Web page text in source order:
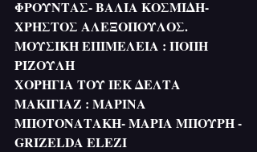
ΦΡΟΥΝΤΑΣ- ΒΑΛΙΑ ΚΟΣΜΙΔΗ-
ΧΡΗΣΤΟΣ ΑΛΕΞΟΠΟΥΛΟΣ.
ΜΟΥΣΙΚΗ ΕΠΙΜΕΛΕΙΑ : ΠΟΠΗ
ΡΙΖΟΥΛΗ
ΧΟΡΗΓΙΑ ΤΟΥ ΙΕΚ ΔΕΛΤΑ
ΜΑΚΙΓΙΑΖ : ΜΑΡΙΝΑ
ΜΠΟΤΟΝΑΤΑΚΗ- ΜΑΡΙΑ ΜΠΟΥΡΗ -
GRIZELDA ELEZI